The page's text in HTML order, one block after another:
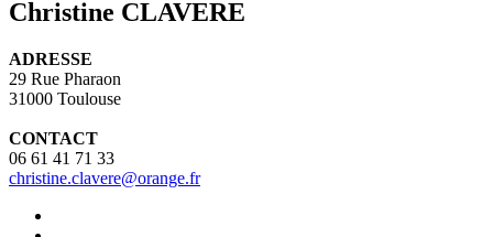
Christine CLAVERE
ADRESSE
29 Rue Pharaon
31000 Toulouse
CONTACT
06 61 41 71 33
christine.clavere@orange.fr